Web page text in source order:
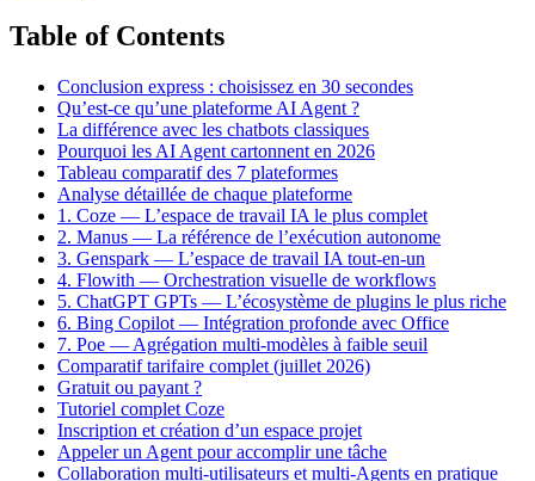
Table of Contents
Conclusion express : choisissez en 30 secondes
Qu’est-ce qu’une plateforme AI Agent ?
La différence avec les chatbots classiques
Pourquoi les AI Agent cartonnent en 2026
Tableau comparatif des 7 plateformes
Analyse détaillée de chaque plateforme
1. Coze — L’espace de travail IA le plus complet
2. Manus — La référence de l’exécution autonome
3. Genspark — L’espace de travail IA tout-en-un
4. Flowith — Orchestration visuelle de workflows
5. ChatGPT GPTs — L’écosystème de plugins le plus riche
6. Bing Copilot — Intégration profonde avec Office
7. Poe — Agrégation multi-modèles à faible seuil
Comparatif tarifaire complet (juillet 2026)
Gratuit ou payant ?
Tutoriel complet Coze
Inscription et création d’un espace projet
Appeler un Agent pour accomplir une tâche
Collaboration multi-utilisateurs et multi-Agents en pratique